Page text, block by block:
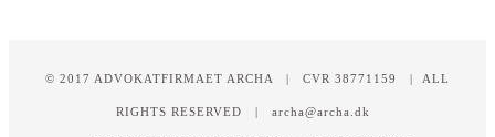
© 2017 ADVOKATFIRMAET ARCHA | CVR 38771159 | ALL
RIGHTS RESERVED | archa@archa.dk